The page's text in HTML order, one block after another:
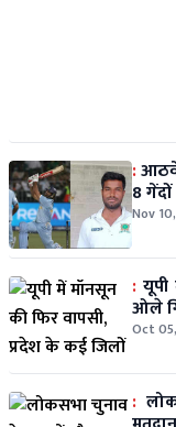
:आठवें
8
Nov
:
ओले
Oct
: